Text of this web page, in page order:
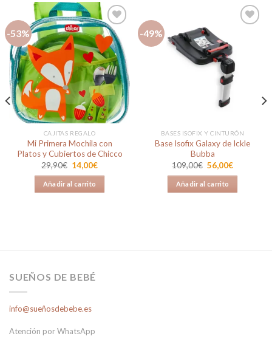
-53%
Añadir
a la
lista de
deseos
CAJITAS REGALO
Mi Primera Mochila con
Platos y Cubiertos de Chicco
29,90€ El
precio
original
era:
29,90€.
14,00€El
14,00€.
Añadir al carrito
-49%
lista de
deseos
BASES ISOFIX Y CINTURÓN
Base Isofix Galaxy de Ickle
Bubba
109,00€ El
precio
original
era:
109,00€.
56,00€El
56,00€.
Añadir al carrito
SUEÑOS DE BEBÉ
info@sueñosdebebe.es
Atención por WhatsApp